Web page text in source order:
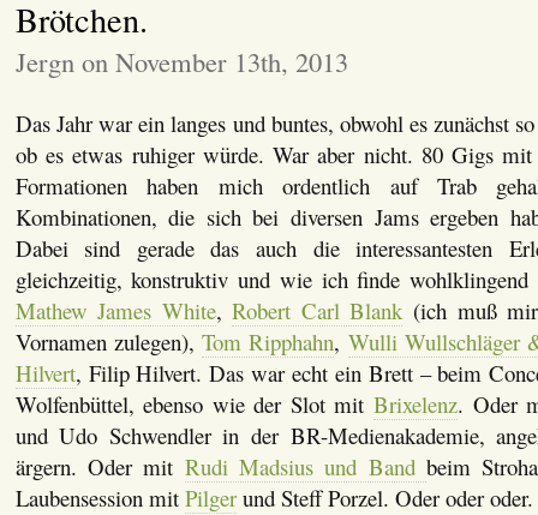
Brötchen.
Jergn on November 13th, 2013
Das Jahr war ein langes und buntes, obwohl es zunächst
ob es etwas ruhiger würde. War aber nicht. 80 Gigs mit
Formationen haben mich ordentlich auf Trab
Kombinationen, die sich bei diversen Jams ergeben
Dabei sind gerade das auch die interessantesten
gleichzeitig, konstruktiv und wie ich finde
Mathew James White,Robert Carl Blank(ich muß mir
Vornamen zulegen),Tom Ripphahn, Wulli Wullschläger
Hilvert, Filip Hilvert. Das war echt ein Brett – beim
Wolfenbüttel, ebenso wie der Slot mitBrixelenz. Oder
und Udo Schwendler in der BR-Medienakademie,
ärgern. Oder mit Rudi Madsius und Band beim
Laubensession mit Pilgerund Steff Porzel. Oder oder oder.